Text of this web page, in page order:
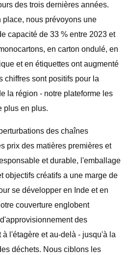
des trois dernières années.
nous prévoyons une
capacité de 33 % entre 2023 et
en carton ondulé, en
et en étiquettes ont augmenté
chiffres sont positifs pour la
la région - notre plateforme les
plus en plus.
des chaînes
prix des matières premières et
et durable, l'emballage
objectifs créatifs a une marge de
se développer en Inde et en
couverture englobent
des
l'étagère et au-delà - jusqu'à la
déchets. Nous ciblons les